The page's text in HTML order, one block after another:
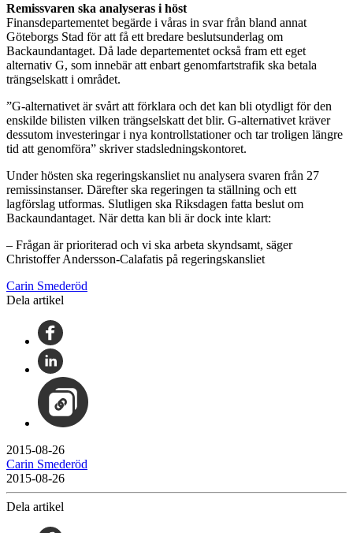
Remissvaren ska analyseras i höst
Finansdepartementet begärde i våras in svar från bland annat
Göteborgs Stad för att få ett bredare beslutsunderlag om
Backaundantaget. Då lade departementet också fram ett eget
alternativ G, som innebär att enbart genomfartstrafik ska betala
trängselskatt i området.
”G-alternativet är svårt att förklara och det kan bli otydligt för den
enskilde bilisten vilken trängselskatt det blir. G-alternativet kräver
dessutom investeringar i nya kontrollstationer och tar troligen längre
tid att genomföra” skriver stadsledningskontoret.
Under hösten ska regeringskansliet nu analysera svaren från 27
remissinstanser. Därefter ska regeringen ta ställning och ett
lagförslag utformas. Slutligen ska Riksdagen fatta beslut om
Backaundantaget. När detta kan bli är dock inte klart:
– Frågan är prioriterad och vi ska arbeta skyndsamt, säger
Christoffer Andersson-Calafatis på regeringskansliet
Carin Smederöd
Dela artikel
2015-08-26
Carin Smederöd
2015-08-26
Dela artikel